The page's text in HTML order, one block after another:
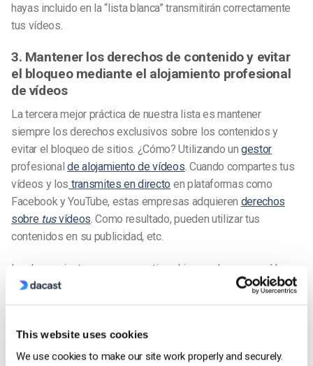
This website uses cookies
We use cookies to make our site work properly and securely.
hayas incluido en la “lista blanca” transmitirán correctamente
tus vídeos.
3. Mantener los derechos de contenido y evitar
el bloqueo mediante el alojamiento profesional
de vídeos
La tercera mejor práctica de nuestra lista es mantener
siempre los derechos exclusivos sobre los contenidos y
evitar el bloqueo de sitios. ¿Cómo? Utilizando un gestor
profesionalde alojamiento de vídeos. Cuando compartes tus
vídeos y los transmites en directo en plataformas como
Facebook y YouTube, estas empresas adquieren derechos
sobre tusvídeos. Como resultado, pueden utilizar tus
contenidos en su publicidad, etc.
Las herramientas para compartir archivos y descargar vídeos
también se dirigen a estas plataformas sociales. Eso hace
que sea sorprendentemente fácil que la gente copie tu
YouTube, etc.) son los más bloqueados del mundo.